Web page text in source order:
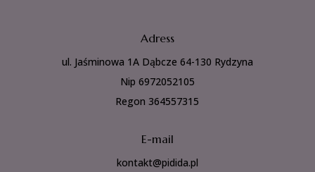
Adress
ul. Jaśminowa 1A Dąbcze 64-130 Rydzyna
Nip 6972052105
Regon 364557315
E-mail
kontakt@pidida.pl